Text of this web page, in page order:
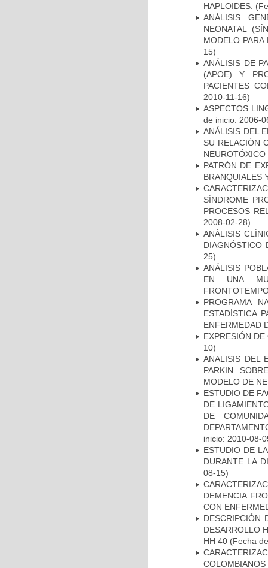
HAPLOIDES.
ANÁLISIS
NEONATAL
MODELO
15)
ANÁLISIS DE
(APOE) Y
PACIENTES
2010-11-16)
ASPECTOS
de inicio: 2006-
ANÁLISIS DEL
SU RELACIÓN
NEUROTÓXICO
PATRÓN DE
BRANQUIALES
SÍNDROME
PROCESOS
2008-02-28)
ANÁLISIS
DIAGNÓSTICO
25)
ANÁLISIS
EN UNA
PROGRAMA
ESTADÍSTICA
ENFERMEDAD
EXPRESIÓN
10)
ANALISIS DEL
PARKIN
MODELO DE
ESTUDIO DE
DE
DE
inicio: 2010-08-
ESTUDIO DE
DURANTE LA
08-15)
DEMENCIA
CON
DESCRIPCIÓN
DESARROLLO
HH 40 (Fecha